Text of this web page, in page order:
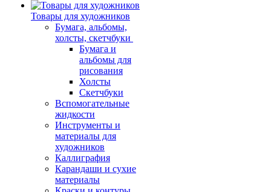
Товары для художников
Бумага, альбомы,
холсты, скетчбуки
Бумага и
альбомы для
рисования
Холсты
Скетчбуки
Вспомогательные
жидкости
Инструменты и
материалы для
художников
Каллиграфия
Карандаши и сухие
материалы